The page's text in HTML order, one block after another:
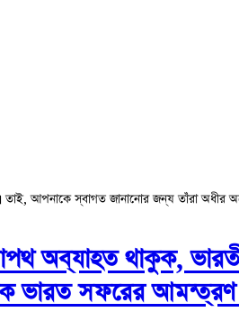
আপনাকে স্বাগত জানানোর জন্য তাঁরা অধীর
অব্যাহত থাকুক,
ভারত সফরের